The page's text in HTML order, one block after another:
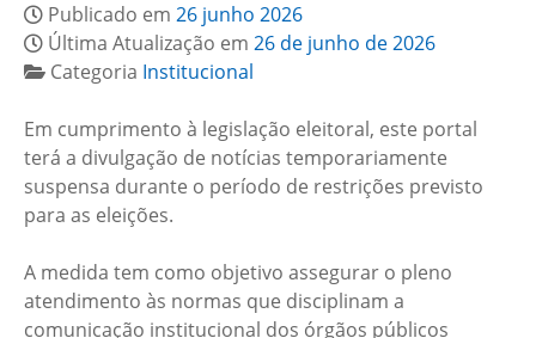
Publicado em 26 junho 2026
Última Atualização em 26 de junho de 2026
Categoria Institucional
Em cumprimento à legislação eleitoral, este portal
terá a divulgação de notícias temporariamente
suspensa durante o período de restrições previsto
para as eleições.
A medida tem como objetivo assegurar o pleno
atendimento às normas que disciplinam a
comunicação institucional dos órgãos públicos